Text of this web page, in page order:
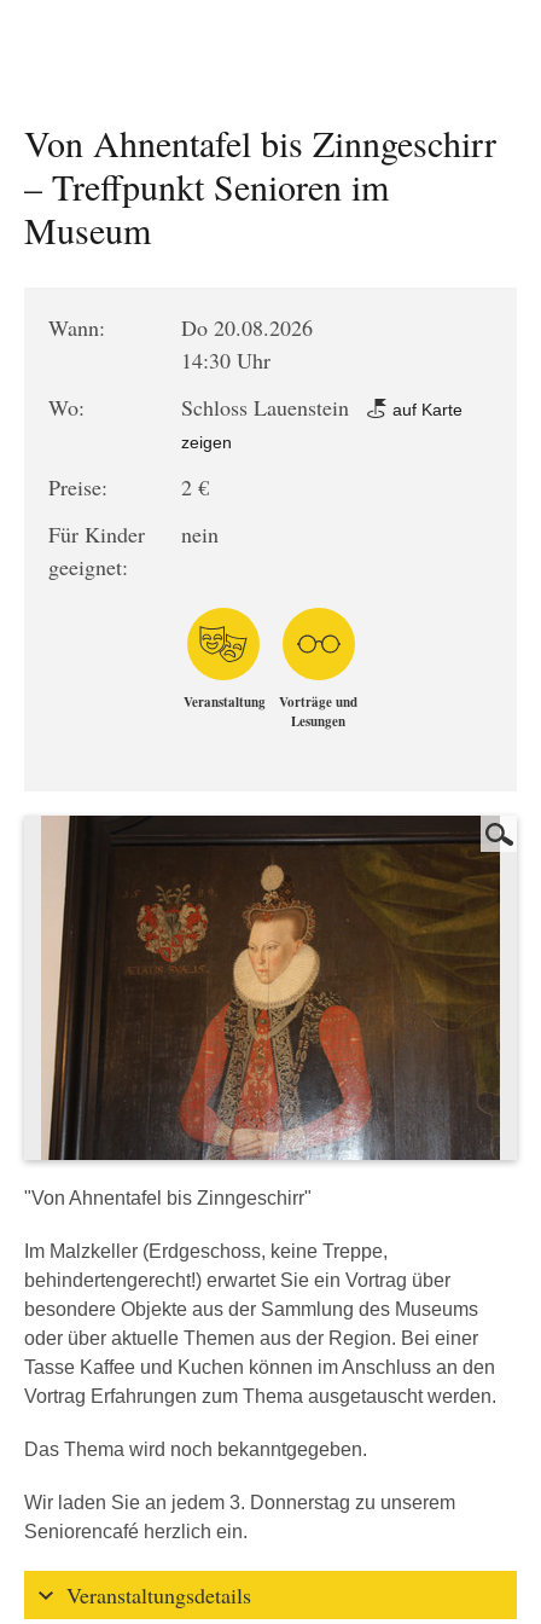
Von Ahnentafel bis Zinngeschirr
– Treffpunkt Senioren im
Museum
Wann:
Do 20.08.2026
14:30 Uhr
Wo:
Schloss Lauenstein
auf Karte
zeigen
Preise:
2 €
Für Kinder
geeignet:
nein
Veranstaltung
Vorträge und
Lesungen
"Von Ahnentafel bis Zinngeschirr"
Im Malzkeller (Erdgeschoss, keine Treppe,
behindertengerecht!) erwartet Sie ein Vortrag über
besondere Objekte aus der Sammlung des Museums
oder über aktuelle Themen aus der Region. Bei einer
Tasse Kaffee und Kuchen können im Anschluss an den
Vortrag Erfahrungen zum Thema ausgetauscht werden.
Das Thema wird noch bekanntgegeben.
Wir laden Sie an jedem 3. Donnerstag zu unserem
Seniorencafé herzlich ein.
Veranstaltungsdetails